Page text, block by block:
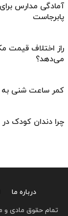
آمادگی مدارس
پابرجاست
راز اختلاف قیمت
می‌دهد؟
کمر ساعت شنی به
چرا دندان کودک
درباره ما
تمام حقوق مادی و